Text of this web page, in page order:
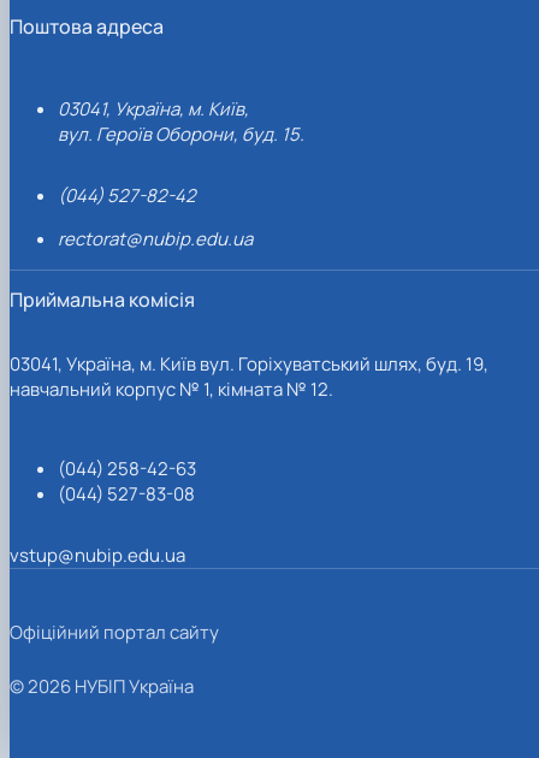
Поштова адреса
03041, Україна, м. Київ,
вул. Героїв Оборони, буд. 15.
(044) 527-82-42
rectorat@nubip.edu.ua
Приймальна комісія
03041, Україна, м. Київ вул. Горіхуватський шлях, буд. 19,
навчальний корпус № 1, кімната № 12.
(044) 258-42-63
(044) 527-83-08
vstup@nubip.edu.ua
Офіційний портал сайту
© 2026 НУБІП Україна